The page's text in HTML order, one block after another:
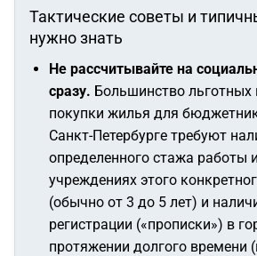
Тактические советы и
нужно знать
Не рассчитывайте на
сразу. Большинство
покупки жилья для
Санкт-Петербурге требуют
определенного стажа работы
учреждениях этого
(обычно от 3 до 5 лет) и
регистрации («прописки») в
протяжении долгого времени